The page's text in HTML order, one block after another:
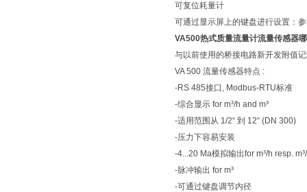
可复位耗量计
可通过显示屏上的键盘进行设置：
VA500热式质量流量计流量传感器
与以前使用的桥接电路新开发附值
VA 500 流量传感器特点 :
-RS 485接口, Modbus-RTU标准
-综合显示 for m³/h and m³
-适用范围从 1/2“ 到 12“ (DN 300)
-压力下容易安装
-4...20 Ma模拟输出for m³/h resp.
-脉冲输出 for m³
-可通过键盘调节内径